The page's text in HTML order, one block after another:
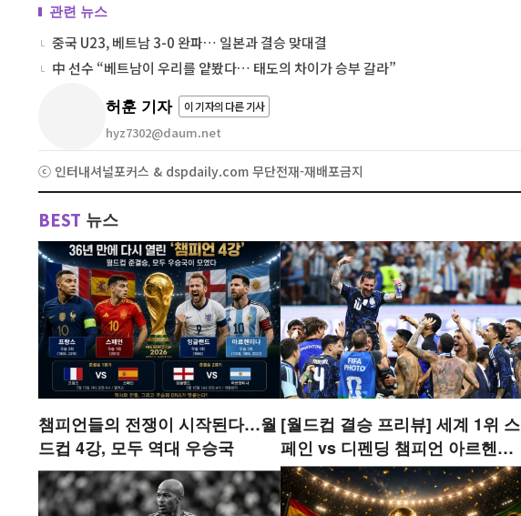
관련 뉴스
중국 U23, 베트남 3-0 완파… 일본과 결승 맞대결
中 선수 “베트남이 우리를 얕봤다… 태도의 차이가 승부 갈라”
허훈 기자 이 기자의 다른 기사
hyz7302@daum.net
ⓒ 인터내셔널포커스 & dspdaily.com 무단전재-재배포금지
BEST 뉴스
챔피언들의 전쟁이 시작된다…월
드컵 4강, 모두 역대 우승국
[월드컵 결승 프리뷰] 세계 1위 스
페인 vs 디펜딩 챔피언 아르헨티
나…'축구 왕좌' 마지막 승자는?